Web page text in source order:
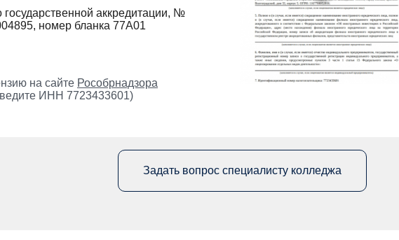
государственной аккредитации, №
номер бланка 77А01
на сайте Рособрнадзора
ИНН 7723433601)
Задать вопрос специалисту колледжа